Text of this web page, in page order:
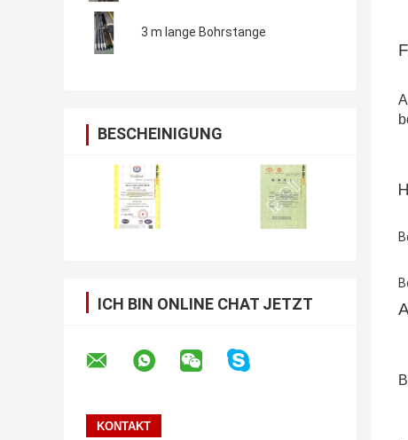
3 m lange Bohrstange
BESCHEINIGUNG
ICH BIN ONLINE CHAT JETZT